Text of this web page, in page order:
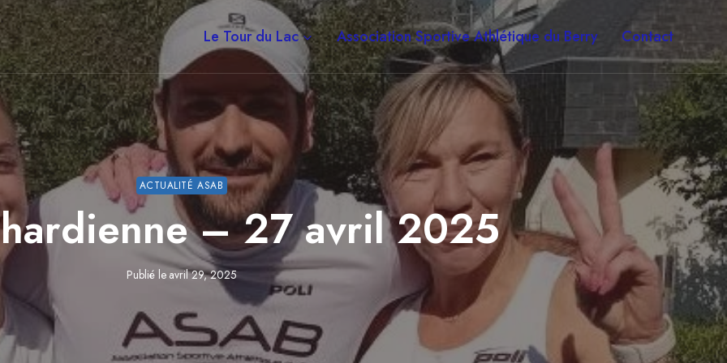
Le Tour du Lac Association Sportive Athlétique du Berry Contact
ACTUALITÉ ASAB
– 27 avril 2025
Publié le avril 29, 2025